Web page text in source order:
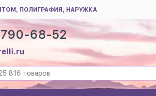
ПОЛИГРАФИЯ, НАРУЖКА
68-52